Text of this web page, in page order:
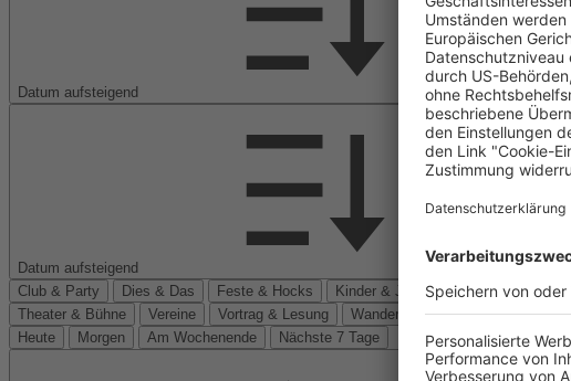
Datum aufsteigend
Datum aufsteigend
Club & Party
Dies & Das Feste & Hocks Kinder & Jugend Kino Klassik
Theater & Bühne
Vereine Vortrag & Lesung
Wanderungen
Heute
Morgen Am Wochenende Nächste 7 Tage